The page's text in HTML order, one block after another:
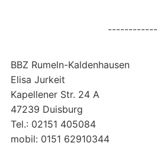
------------
BBZ Rumeln-Kaldenhausen
Elisa Jurkeit
Kapellener Str. 24 A
47239 Duisburg
Tel.: 02151 405084
mobil: 0151 62910344